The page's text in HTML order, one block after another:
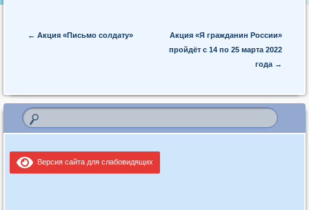
Post navigation
← Акция «Письмо солдату»
Акция «Я гражданин России»
пройдёт с 14 по 25 марта 2022
года →
Версия сайта для слабовидящих